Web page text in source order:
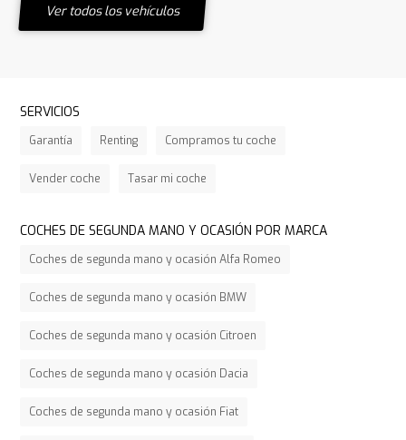
Ver todos los vehículos
SERVICIOS
Garantía Renting Compramos tu coche
Vender coche Tasar mi coche
COCHES DE SEGUNDA MANO Y OCASIÓN POR MARCA
Coches de segunda mano y ocasión Alfa Romeo
Coches de segunda mano y ocasión BMW
Coches de segunda mano y ocasión Citroen
Coches de segunda mano y ocasión Dacia
Coches de segunda mano y ocasión Fiat